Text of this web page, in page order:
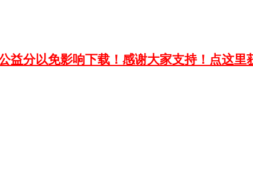
益分以免影响下载！感谢大家支持！点这里